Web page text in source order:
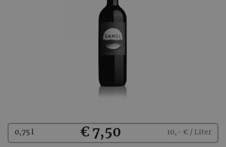
Kaufen
0,75 l € 7,50 10,- € / Liter